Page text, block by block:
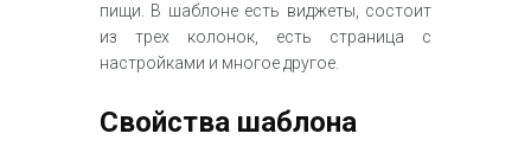
пищи. В шаблоне есть виджеты, состоит
из трех колонок, есть страница с
настройками и многое другое.
Свойства шаблона